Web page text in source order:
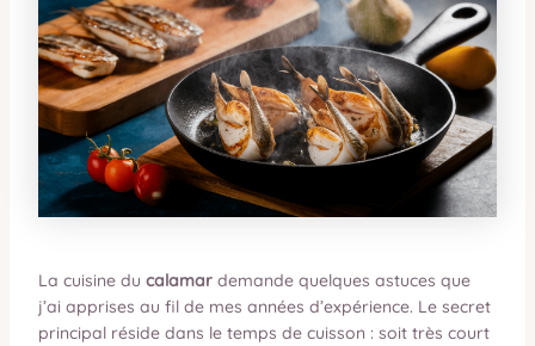
La cuisine du calamardemande quelques astuces que
j’ai apprises au fil de mes années d’expérience. Le secret
principal réside dans le temps de cuisson : soit très court